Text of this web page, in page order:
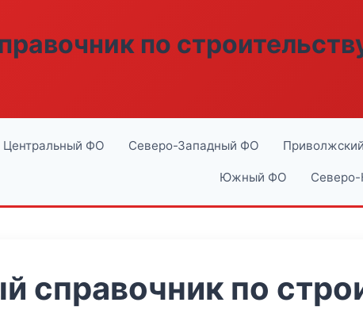
по
Центральный ФО Северо-Западный ФО
Южный ФО
справочник по